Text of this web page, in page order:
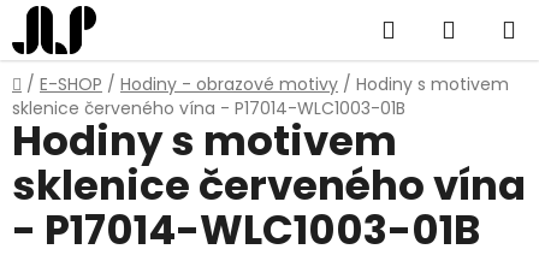
Přejít
na
obsah
Hledat
KOŠÍK
Domů
/ E-SHOP / Hodiny - obrazové motivy / Hodiny s motivem
sklenice červeného vína - P17014-WLC1003-01B
Hodiny s motivem
sklenice červeného vína
- P17014-WLC1003-01B